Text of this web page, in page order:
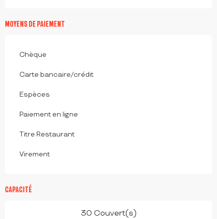
MOYENS DE PAIEMENT
Chèque
Carte bancaire/crédit
Espèces
Paiement en ligne
Titre Restaurant
Virement
CAPACITÉ
30 Couvert(s)